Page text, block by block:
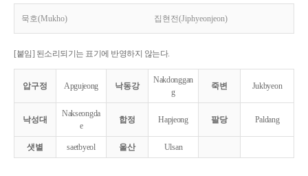
묵호(Mukho) 집현전(Jiphyeonjeon)
[붙임] 된소리되기는 표기에 반영하지 않는다.
압구정 Apgujeong 낙동강
Nakdonggan
g
죽변 Jukbyeon
낙성대
Nakseongda
e
합정 Hapjeong 팔당 Paldang
샛별 saetbyeol 울산 Ulsan